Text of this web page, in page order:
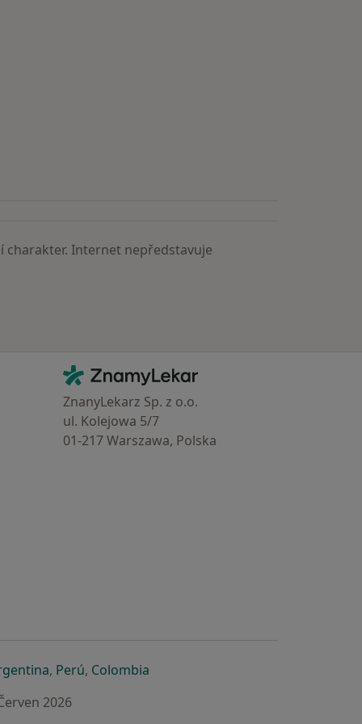
charakter. Internet nepředstavuje
Kontakt
ZnamyLekar - Hlavní stránka
ZnanyLekarz Sp. z o.o.
ul. Kolejowa 5/7
01-217 Warszawa, Polska
záložce
nové záložce
v nové záložce
se otevře v nové záložce
, Perúse otevře v nové záložce
, Colombiase otevře v nové záložce
2026